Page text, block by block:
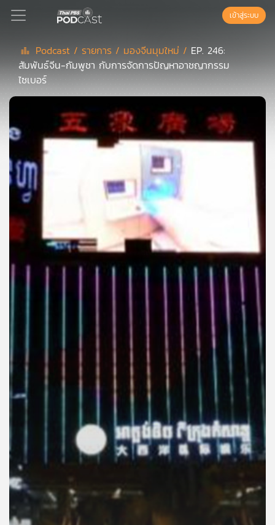
Podcast
ย์
ลิ
แนะนำ
เพล
ย์
ลิ
ของ
คุณ
บทความ
เกี่ยว
กับ
เรา
เข้าสู่ระบบ
Podcast / รายการ / มองจีนมุมใหม่ / EP. 246:
สัมพันธ์จีน-กัมพูชา กับการจัดการปัญหาอาชญากรรม
ไซเบอร์